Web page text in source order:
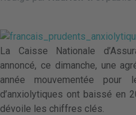
La Caisse Nationale
annoncé, ce dimanche, une
année mouvementée pour
d’anxiolytiques ont baissé en
dévoile les chiffres clés.